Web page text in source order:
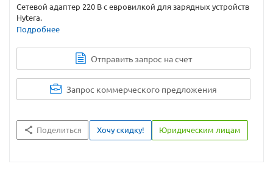
Сетевой адаптер 220 В с евровилкой для зарядных устройств
Hytera.
Подробнее
Отправить запрос на счет
Запрос коммерческого предложения
Поделиться Хочу скидку! Юридическим лицам